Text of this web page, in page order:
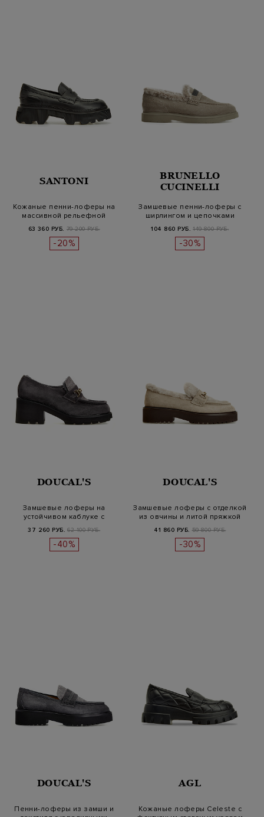
SANTONI
Кожаные пенни-лоферы на
массивной рельефной
подошве
63 360 РУБ. 79 200 РУБ.
-20%
BRUNELLO
CUCINELLI
Замшевые пенни-лоферы с
ширлингом и цепочками
Мониль
104 860 РУБ. 149 800 РУБ.
-30%
DOUCAL'S
Замшевые лоферы на
устойчивом каблуке с
меховым утепли…
37 260 РУБ. 62 100 РУБ.
-40%
DOUCAL'S
Замшевые лоферы с отделкой
из овчины и литой пряжкой
41 860 РУБ. 59 800 РУБ.
-30%
DOUCAL'S
Пенни-лоферы из замши и
AGL
Кожаные лоферы Celeste с